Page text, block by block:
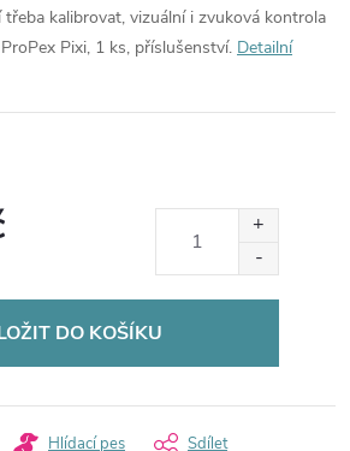
třeba kalibrovat, vizuální i zvuková kontrola
Pixi, 1 ks, příslušenství. Detailní
DO KOŠÍKU
Hlídací pes Sdílet